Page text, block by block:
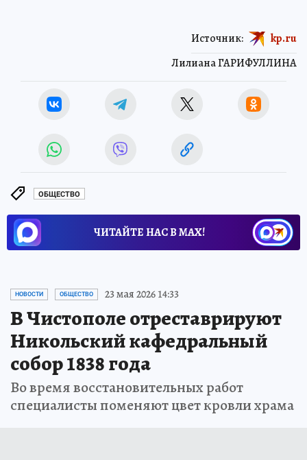
Лилиана ГАРИФУЛЛИНА
Источник: kp.ru
ОБЩЕСТВО
ЧИТАЙТЕ НАС В МАХ!
НОВОСТИ ОБЩЕСТВО 23 мая 2026 14:33
В Чистополе отреставрируют
Никольский кафедральный
собор 1838 года
Во время восстановительных работ
специалисты поменяют цвет кровли храма